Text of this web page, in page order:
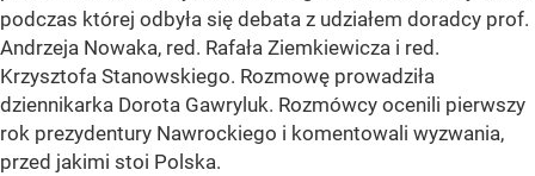
podczas której odbyła się debata z udziałem doradcy prof.
Andrzeja Nowaka, red. Rafała Ziemkiewicza i red.
Krzysztofa Stanowskiego. Rozmowę prowadziła
dziennikarka Dorota Gawryluk. Rozmówcy ocenili pierwszy
rok prezydentury Nawrockiego i komentowali wyzwania,
przed jakimi stoi Polska.